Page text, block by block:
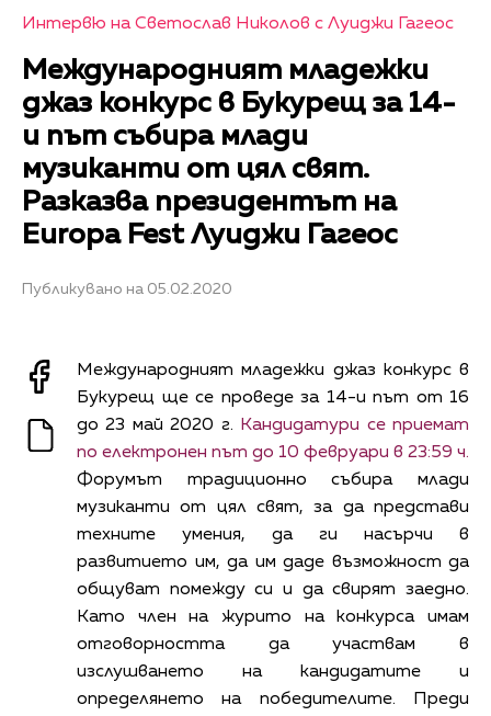
Интервю на Светослав Николов с Луиджи Гагеос
Международният младежки
джаз конкурс в Букурещ за 14-
и път събира млади
музиканти от цял свят.
Разказва президентът на
Europa Fest Луиджи Гагеос
Публикувано на 05.02.2020
Международният младежки джаз конкурс в
Букурещ ще се проведе за 14-и път от 16
до 23 май 2020 г.
Кандидатури се приемат
по електронен път до 10 февруари в 23:59 ч.
Форумът традиционно събира млади
музиканти от цял свят, за да представи
техните умения, да ги насърчи в
развитието им, да им даде възможност да
общуват помежду си и да свирят заедно.
Като член на журито на конкурса имам
отговорността да участвам в
изслушването на кандидатите и
определянето на победителите. Преди